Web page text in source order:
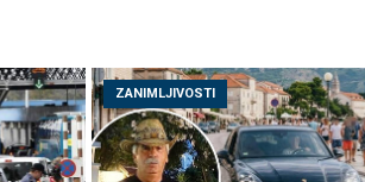
ZANIMLJIVOSTI